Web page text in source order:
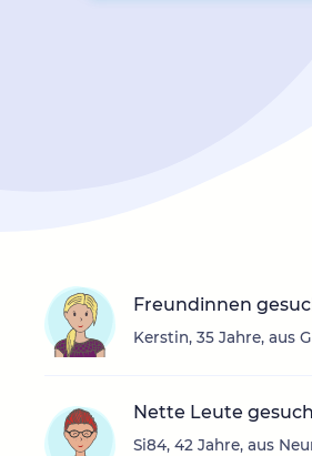
Freundinnen
Kerstin, 35 Jahre, aus
Nette Leute
Si84, 42 Jahre, aus